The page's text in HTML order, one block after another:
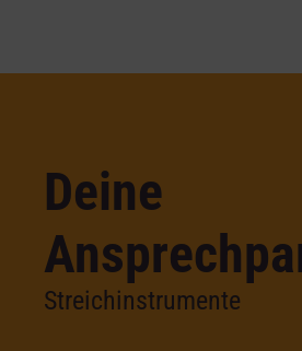
Deine
Streichinstrumente